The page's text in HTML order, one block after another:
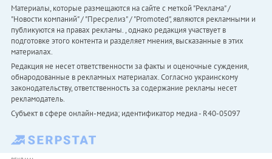
Материалы, которые размещаются на сайте с меткой "Реклама" /
"Новости компаний" / "Пресрелиз" / "Promoted", являются рекламными и
публикуются на правах рекламы. , однако редакция участвует в
подготовке этого контента и разделяет мнения, высказанные в этих
материалах.
Редакция не несет ответственности за факты и оценочные суждения,
обнародованные в рекламных материалах. Согласно украинскому
законодательству, ответственность за содержание рекламы несет
рекламодатель.
Субъект в сфере онлайн-медиа; идентификатор медиа - R40-05097